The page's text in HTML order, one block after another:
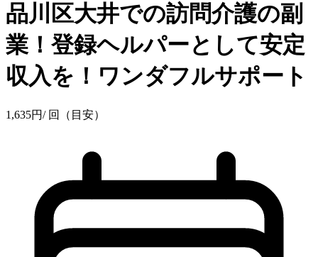
品川区大井での訪問介護の副
業！登録ヘルパーとして安定
収入を！ワンダフルサポート
1,635円/ 回（目安）